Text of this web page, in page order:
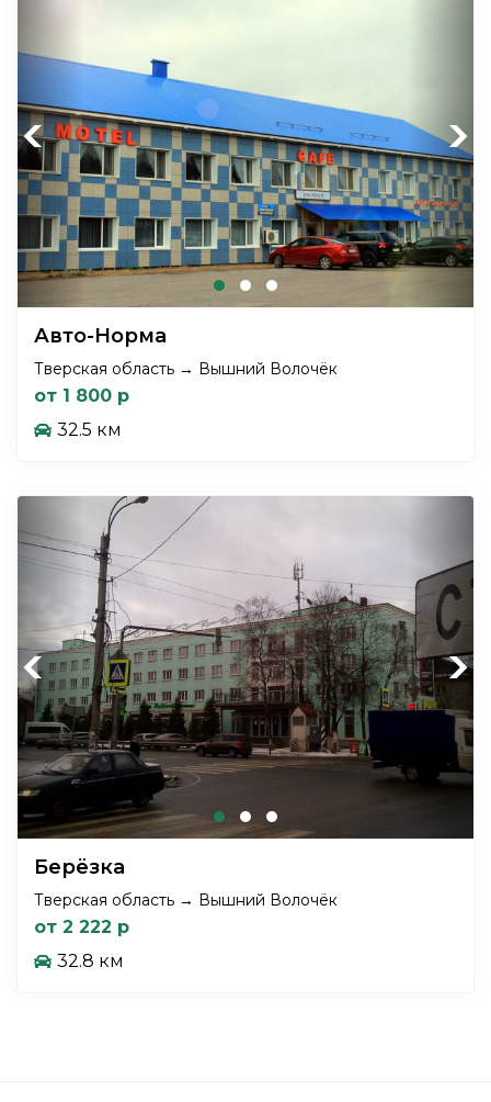
Previous Next
Авто-Норма
Тверская область → Вышний Волочёк
от 1 800 р
32.5 км
Previous Next
Берёзка
Тверская область → Вышний Волочёк
от 2 222 р
32.8 км